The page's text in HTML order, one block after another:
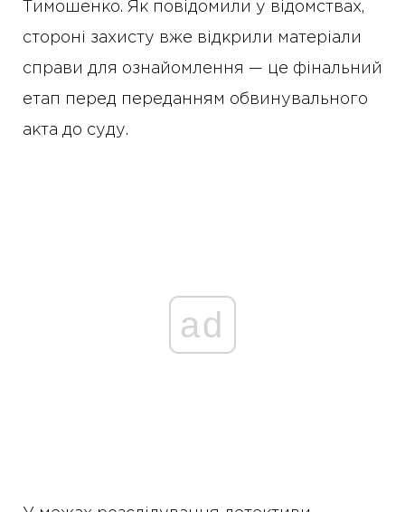
Тимошенко. Як повідомили у відомствах,
стороні захисту вже відкрили матеріали
справи для ознайомлення — це фінальний
етап перед переданням обвинувального
акта до суду.
ad